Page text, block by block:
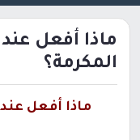
ماذا أفعل
المكرمة؟
ماذا أفعل